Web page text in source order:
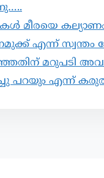
മീരയെ
എന്ന് സ്വന്തം
മറുപടി
പറയും എന്ന്